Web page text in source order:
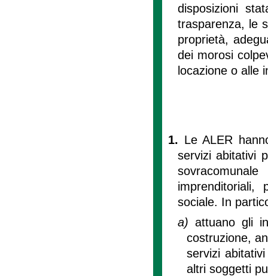
disposizioni
trasparenza, le
proprietà,
dei morosi
locazione o alle
1. Le ALER
servizi abitativi
imprenditoriali,
sociale. In
a) attuano gli
costruzione,
servizi
altri soggetti